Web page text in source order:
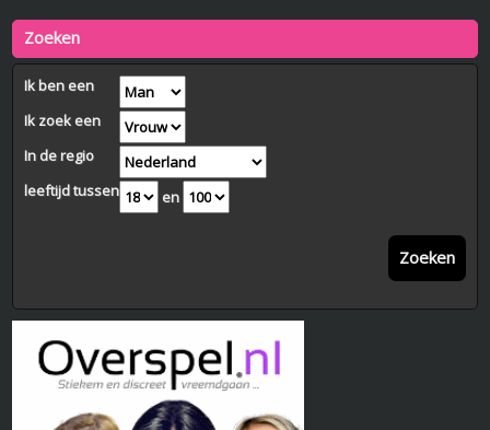
Zoeken
Ik ben een
Ik zoek een
In de regio
leeftijd tussen
en
Zoeken